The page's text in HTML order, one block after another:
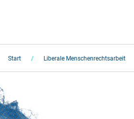
Start Liberale Menschenrechtsarbeit